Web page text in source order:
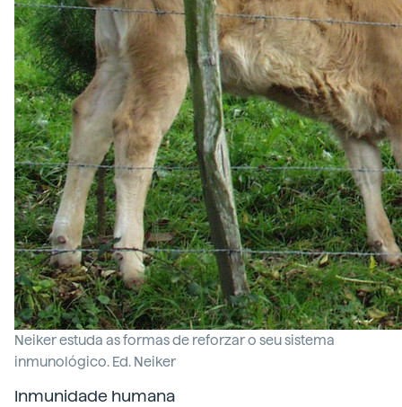
Neiker estuda as formas de reforzar o seu sistema
inmunológico. Ed. Neiker
Inmunidade humana